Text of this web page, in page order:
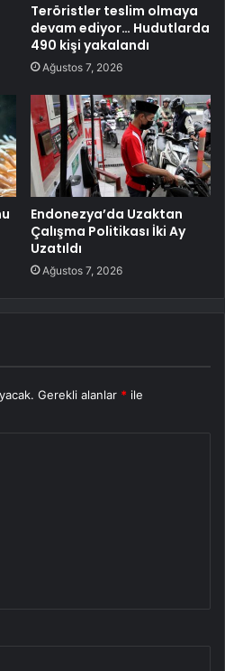
Teröristler teslim olmaya
devam ediyor… Hudutlarda
490 kişi yakalandı
Ağustos 7, 2026
Endonezya’da Uzaktan
Çalışma Politikası İki Ay
Uzatıldı
Ağustos 7, 2026
Gerekli alanlar * ile